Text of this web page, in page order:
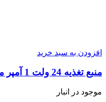
افزودن به سبد خرید
منبع تغذیه 24 ولت 1 آمپر مین ول مدل MDR-20-24
موجود در انبار